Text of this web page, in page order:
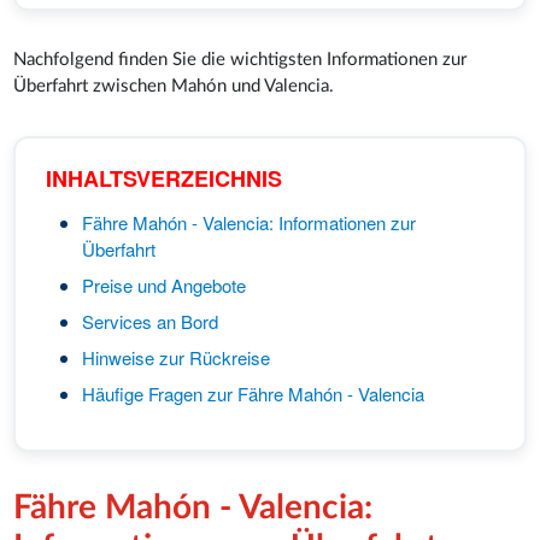
Nachfolgend finden Sie die wichtigsten Informationen zur
Überfahrt zwischen Mahón und Valencia.
INHALTSVERZEICHNIS
Fähre Mahón - Valencia: Informationen zur
Überfahrt
Preise und Angebote
Services an Bord
Hinweise zur Rückreise
Häufige Fragen zur Fähre Mahón - Valencia
Fähre Mahón - Valencia: